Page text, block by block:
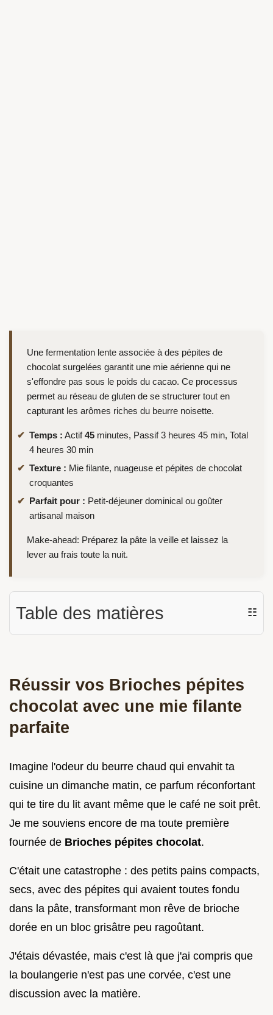
Une fermentation lente associée à des pépites de
chocolat surgelées garantit une mie aérienne qui ne
s'effondre pas sous le poids du cacao. Ce processus
permet au réseau de gluten de se structurer tout en
capturant les arômes riches du beurre noisette.
Temps : Actif45 minutes, Passif 3 heures 45 min, Total
4 heures 30 min
Texture : Mie filante, nuageuse et pépites de chocolat
croquantes
Parfait pour : Petit-déjeuner dominical ou goûter
artisanal maison
Make-ahead: Préparez la pâte la veille et laissez la
lever au frais toute la nuit.
Table des matières ☷
Réussir vos Brioches pépites
chocolat avec une mie filante
parfaite
Imagine l'odeur du beurre chaud qui envahit ta
cuisine un dimanche matin, ce parfum réconfortant
qui te tire du lit avant même que le café ne soit prêt.
Je me souviens encore de ma toute première
fournée de Brioches pépites chocolat.
C'était une catastrophe : des petits pains compacts,
secs, avec des pépites qui avaient toutes fondu
dans la pâte, transformant mon rêve de brioche
dorée en un bloc grisâtre peu ragoûtant.
J'étais dévastée, mais c'est là que j'ai compris que
la boulangerie n'est pas une corvée, c'est une
discussion avec la matière.